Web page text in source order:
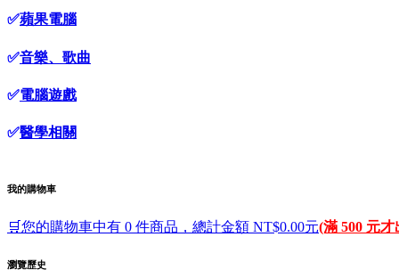
✅蘋果電腦
✅音樂、歌曲
✅電腦遊戲
✅醫學相關
我的購物車
🛒您的購物車中有 0 件商品，總計金額 NT$0.00元(滿 500 元才
瀏覽歷史